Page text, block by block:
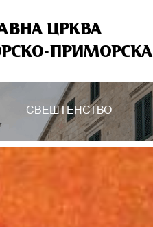
ЦРКВА
ПРИМОРСКА
СВЕШТЕНСТВО